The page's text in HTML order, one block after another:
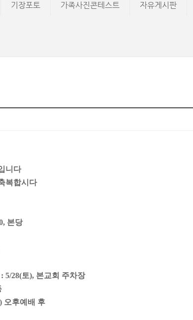
기장포토 가족사진콘테스트 자유게시판
니다
복합시다
본당
5/28(토), 본교회 주차장
후예배 후